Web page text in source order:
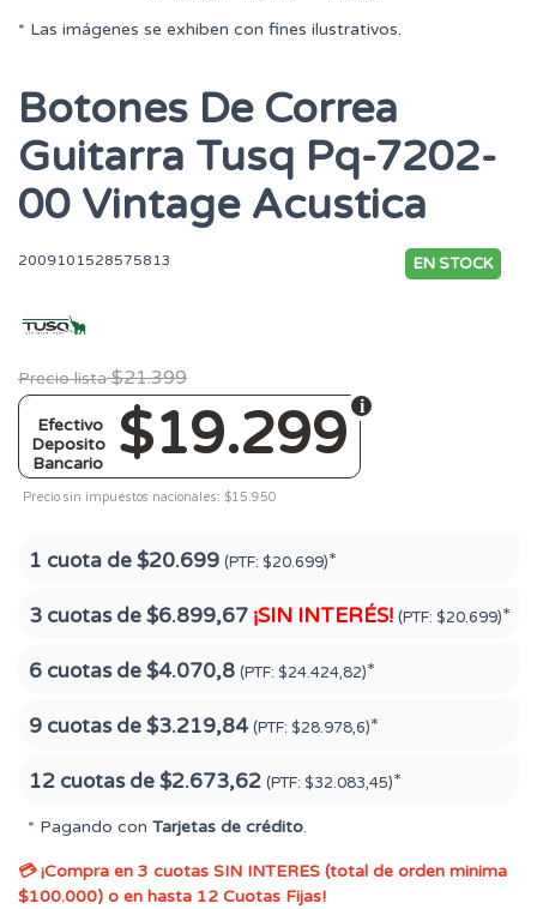
* Las imágenes se exhiben con fines ilustrativos.
Botones De Correa
Guitarra Tusq Pq-7202-
00 Vintage Acustica
2009101528575813 EN STOCK
Precio lista $21.399
$19.299
Efectivo
Deposito
Bancario
Precio sin impuestos nacionales: $15.950
1 cuota de$20.699 (PTF: $20.699)*
3 cuotas de$6.899,67 ¡SIN INTERÉS! (PTF: $20.699)*
6 cuotas de$4.070,8 (PTF: $24.424,82)*
9 cuotas de$3.219,84 (PTF: $28.978,6)*
12 cuotas de$2.673,62 (PTF: $32.083,45)*
* Pagando con Tarjetas de crédito.
💳 ¡Compra en 3 cuotas SIN INTERES (total de orden minima
$100.000) o en hasta 12 Cuotas Fijas!